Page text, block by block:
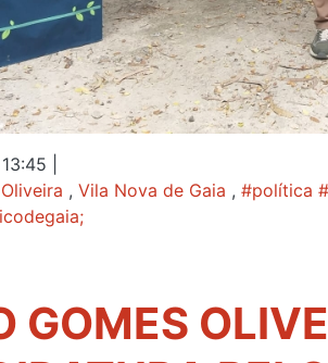
, Vila Nova de Gaia , #política
GOMES